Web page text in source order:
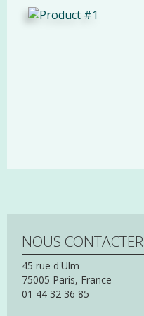
NOUS CONTACTER
45 rue d'Ulm
75005 Paris, France
01 44 32 36 85